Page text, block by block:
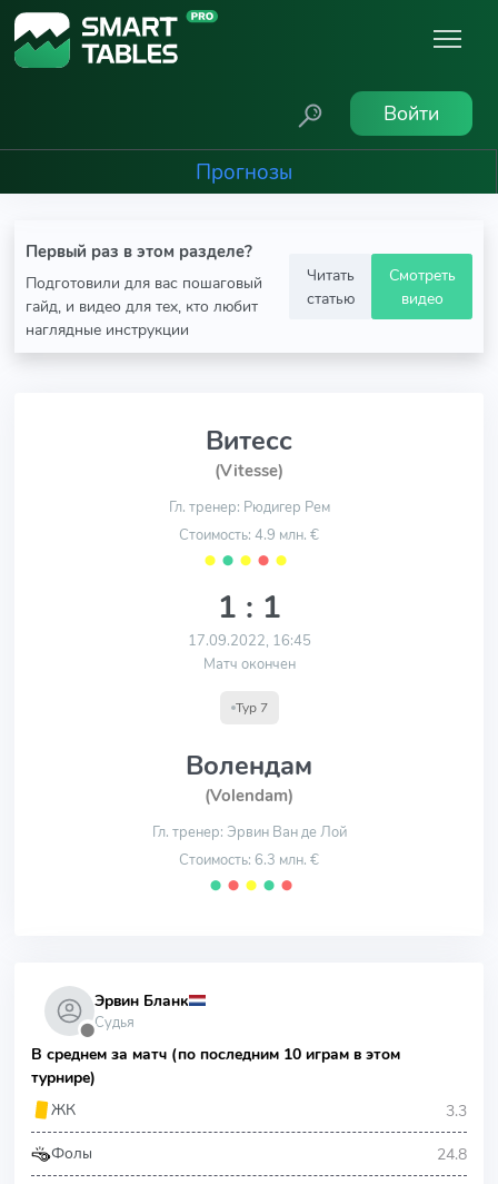
Войти
Прогнозы
Первый раз в этом разделе?
Подготовили для вас пошаговый
гайд, и видео для тех, кто любит
наглядные инструкции
Читать
статью
Смотреть
видео
Витесс
(Vitesse)
Гл. тренер: Рюдигер Рем
Стоимость: 4.9 млн. €
⬤ ⬤ ⬤ ⬤ ⬤
1 : 1
17.09.2022, 16:45
Матч окончен
Тур 7
Волендам
(Volendam)
Гл. тренер: Эрвин Ван де Лой
Стоимость: 6.3 млн. €
⬤ ⬤ ⬤ ⬤ ⬤
⬤
Эрвин Бланк
Судья
В среднем за матч (по последним 10 играм в этом
турнире)
ЖК
3.3
Фолы 24.8